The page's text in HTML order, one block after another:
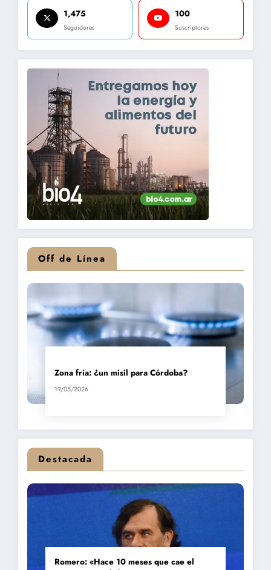
1,475
Seguidores
100
Suscriptores
Off de Línea
Zona fría: ¿un misil para Córdoba?
19/05/2026
Destacada
Romero: «Hace 10 meses que cae el